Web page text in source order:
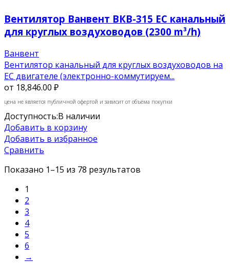
Вентилятор Ванвент ВКВ-315 EC канальный
для круглых воздуховодов (2300 m³/h)
Ванвент
Вентилятор канальный для круглых воздуховодов на
ЕС двигателе (электронно-коммутируем...
от 18,846.00 ₽
цена не является публичной офертой и зависит от объёма покупки
Доступность:В наличии
Добавить в корзину
Добавить в избранное
Сравнить
Показано 1–15 из 78 результатов
1
2
3
4
5
6
→